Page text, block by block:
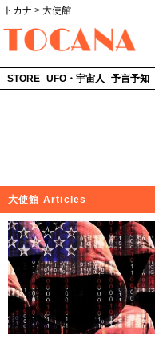
トカナ > 大使館
STORE UFO・宇宙人 予言予知
大使館 Articles